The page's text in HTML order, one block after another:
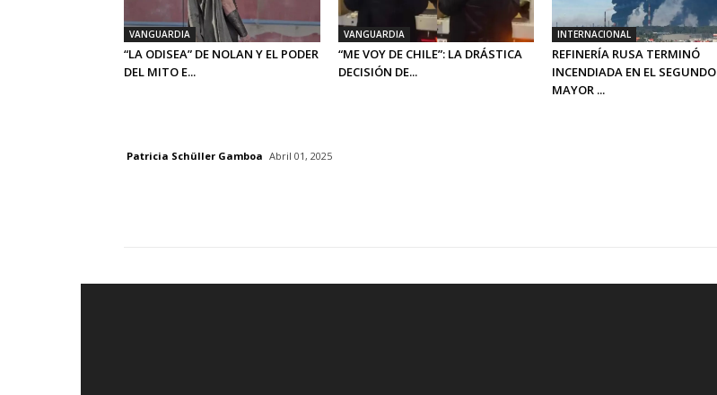
VANGUARDIA
“LA ODISEA” DE NOLAN Y EL PODER
DEL MITO E...
VANGUARDIA
“ME VOY DE CHILE”: LA DRÁSTICA
DECISIÓN DE...
INTERNACIONAL
REFINERÍA RUSA TERMINÓ
INCENDIADA EN EL SEGUNDO
MAYOR ...
Patricia Schüller Gamboa Abril 01, 2025